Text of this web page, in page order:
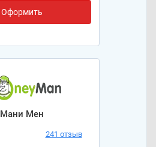
Оформить
Мани Мен
241 отзыв